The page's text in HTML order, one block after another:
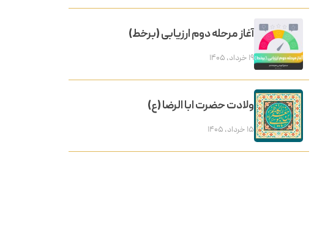
آغاز مرحله دوم ارزیابی (برخط)
۱۹ خرداد, ۱۴۰۵
ولادت حضرت ابا الرضا (ع)
۱۵ خرداد, ۱۴۰۵